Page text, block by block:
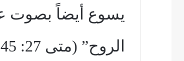
يسوع أيضاً بصوت
الروح” (متى 27: 45- 50).